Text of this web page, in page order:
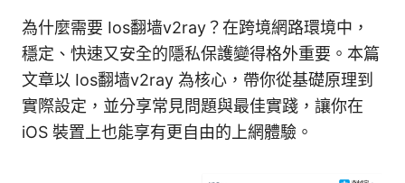
為什麼需要 Ios翻墙v2ray？在跨境網路環境中，
穩定、快速又安全的隱私保護變得格外重要。本篇
文章以 Ios翻墙v2ray 為核心，帶你從基礎原理到
實際設定，並分享常見問題與最佳實踐，讓你在
iOS 裝置上也能享有更自由的上網體驗。